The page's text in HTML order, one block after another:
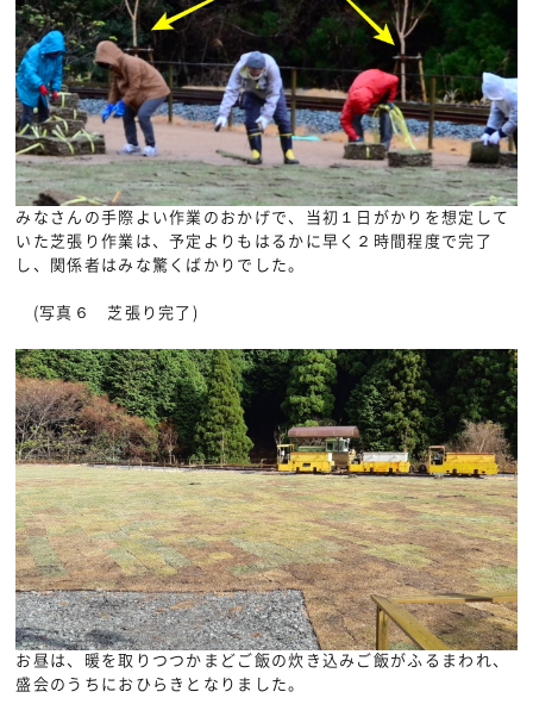
みなさんの手際よい作業のおかげで、当初１日がかりを想定して
いた芝張り作業は、予定よりもはるかに早く２時間程度で完了
し、関係者はみな驚くばかりでした。
(写真６ 芝張り完了)
お昼は、暖を取りつつかまどご飯の炊き込みご飯がふるまわれ、
盛会のうちにおひらきとなりました。